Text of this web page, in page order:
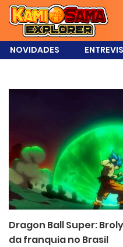
NOVIDADES
Dragon Ball Super:
da franquia no Brasil